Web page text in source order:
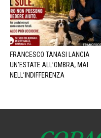
FRANCESCO TANASI LANCIA
UN’ESTATE ALL’OMBRA, MAI
NELL’INDIFFERENZA